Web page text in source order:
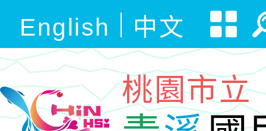
English 中文
桃園市立